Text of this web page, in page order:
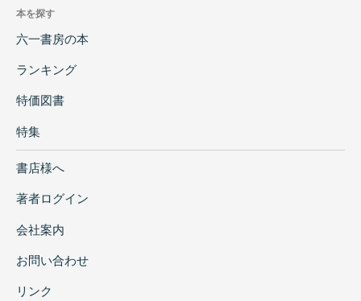
本を探す
六一書房の本
ランキング
特価図書
特集
書店様へ
著者ログイン
会社案内
お問い合わせ
リンク